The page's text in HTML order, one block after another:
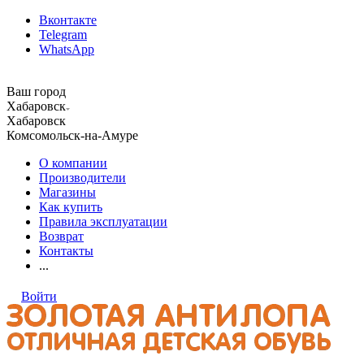
Вконтакте
Telegram
WhatsApp
Ваш город
Хабаровск
Хабаровск
Комсомольск-на-Амуре
О компании
Производители
Магазины
Как купить
Правила эксплуатации
Возврат
Контакты
...
Войти